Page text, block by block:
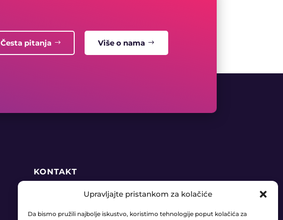
Upravljajte pristankom za kolačiće
Da bismo pružili najbolje iskustvo, koristimo tehnologije poput kolačića za
Česta pitanja Više o nama
KONTAKT
+385 91 888 6406